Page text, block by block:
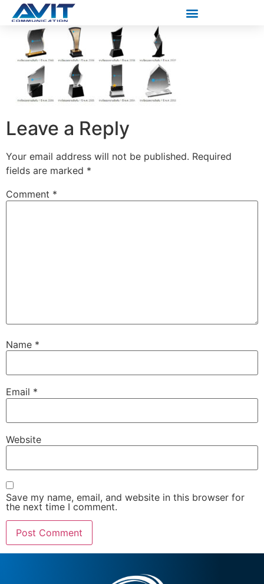
Leave a Reply
Your email address will not be published. Required
fields are marked *
Comment *
Name *
Email *
Website
Save my name, email, and website in this browser for
the next time I comment.